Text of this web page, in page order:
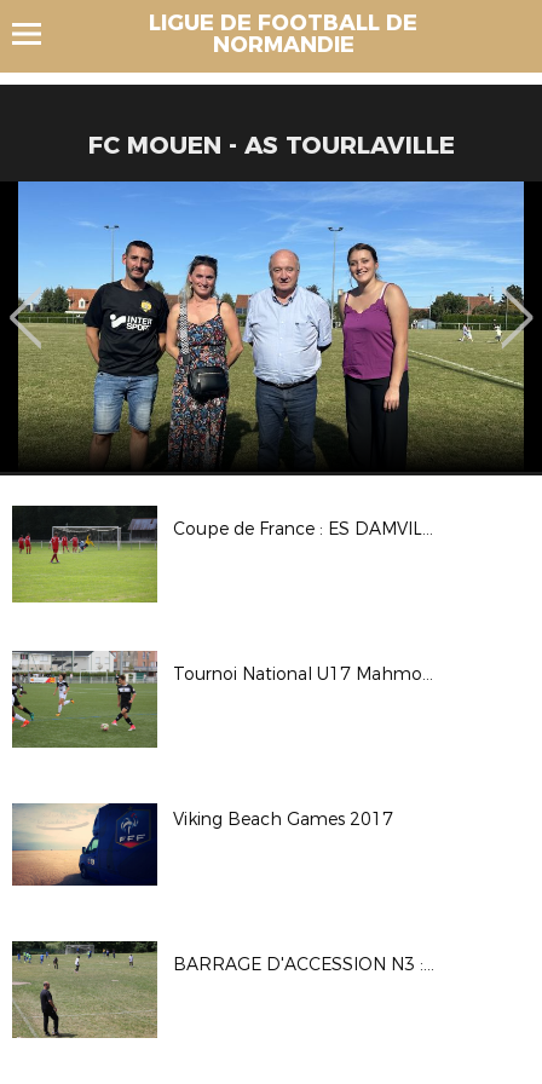
LIGUE DE FOOTBALL DE
NORMANDIE
FC MOUEN - AS TOURLAVILLE
Coupe de France : ES DAMVILLE 2-2 (Tab 3-5) CS BEAUMONT
Tournoi National U17 Mahmoud TIARCI - Saison 2017-2018
Viking Beach Games 2017
BARRAGE D'ACCESSION N3 : MATCH1